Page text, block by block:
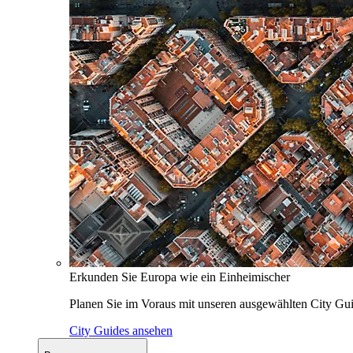
Erkunden Sie Europa wie ein Einheimischer
Planen Sie im Voraus mit unseren ausgewählten City
City Guides ansehen